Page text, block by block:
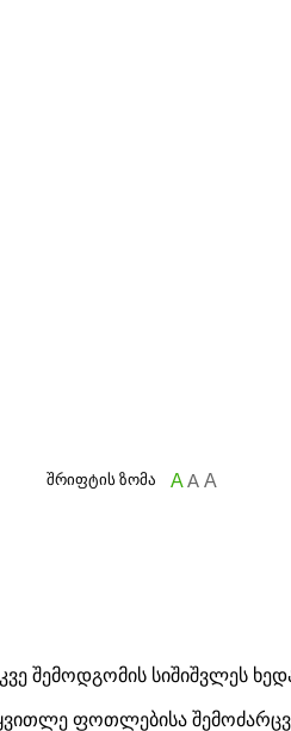
შრიფტის ზომა A A A
შემოდგომის სიშიშვლეს
ფოთლებისა